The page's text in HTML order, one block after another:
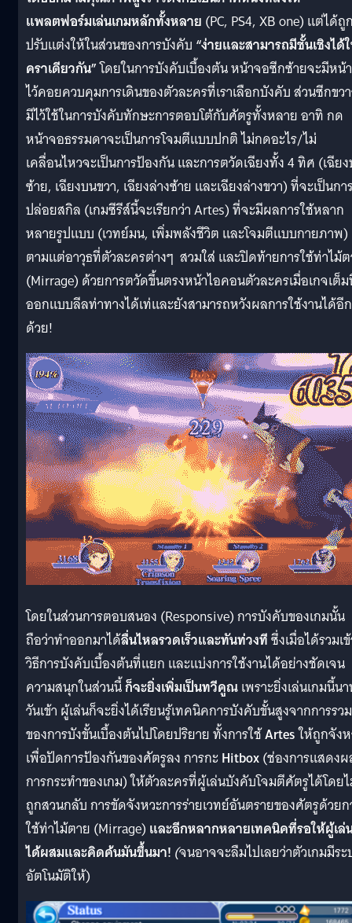
แพลตฟอร์มเล่นเกมหลักทั้งหลาย (PC, PS4, XB one) แต่ได้ถู
ปรับแต่งให้ในส่วนของการบังคับ “ง่ายและสามารถมีชั้นเชิงได้
คราเดียวกัน”โดยในการบังคับเบื้องต้น หน้าจอซีกซ้ายจะมีหน้
ไว้คอยควบคุมการเดินของตัวละครที่เราเลือกบังคับ ส่วนซีกขว
มีไว้ใช้ในการบังคับทักษะการตอบโต้กับศัตรูทั้งหลาย อาทิ กด
หน้าจอธรรมดาจะเป็นการโจมตีแบบปกติ ไม่กดอะไร/ไม่
เคลื่อนไหวจะเป็นการป้องกัน และการตวัดเฉียงทั้ง 4 ทิศ (เฉีย
ซ้าย, เฉียงบนขวา, เฉียงล่างซ้าย และเฉียงล่างขวา)ที่จะเป็นกา
ปล่อยสกิล (เกมซีรีส์นี้จะเรียกว่า Artes) ที่จะมีผลการใช้หลาก
หลายรูปแบบ (เวทย์มน, เพิ่มพลังชีวิต และโจมตีแบบกายภาพ)
ตามแต่อาวุธที่ตัวละครต่างๆ สวมใส่ และปิดท้ายการใช้ท่าไม้
(Mirrage) ด้วยการตวัดขึ้นตรงหน้าไอคอนตัวละครเมื่อเกจเต็
ออกแบบลีลท่าทางได้เท่และยังสามารถหวังผลการใช้งานได้อีก
ด้วย!
โดยในส่วนการตอบสนอง (Responsive) การบังคับของเกมนั้น
ถือว่าทำออกมาได้ลื่นไหลรวดเร็วและทันท่วงทีซึ่งเมื่อได้รวมเ
วิธีการบังคับเบื้องต้นที่แยก และแบ่งการใช้งานได้อย่างชัดเจน
ความสนุกในส่วนนี้ก็จะยิ่งเพิ่มเป็นทวีคูณเพราะยิ่งเล่นเกมนี้น
วันเข้า ผู้เล่นก็จะยิ่งได้เรียนรู้เทคนิคการบังคับขั้นสูงจากการรวม
ของการบังขั้นเบื้องต้นไปโดยปริยาย ทั้งการใช้Artesให้ถูกจัง
เพื่อปัดการป้องกันของศัตรูลง การกะHitbox(ช่องการแสดง
การกระทำของเกม) ให้ตัวละครที่ผู้เล่นบังคับโจมตีศัตรูได้โดย
ถูกสวนกลับ การขัดจังหวะการร่ายเวทย์อันตรายของศัตรูด้วยก
ใช้ท่าไม้ตาย (Mirrage) และอีกหลากหลายเทคนิคที่รอให้ผู้เล่
ได้ผสมและคิดค้นมันขึ้นมา! (จนอาจจะลืมไปเลยว่าตัวเกมมีร
อัตโนมัติให้)